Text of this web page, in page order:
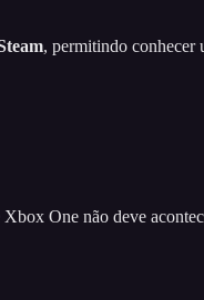
, permitindo conhecer
One não deve